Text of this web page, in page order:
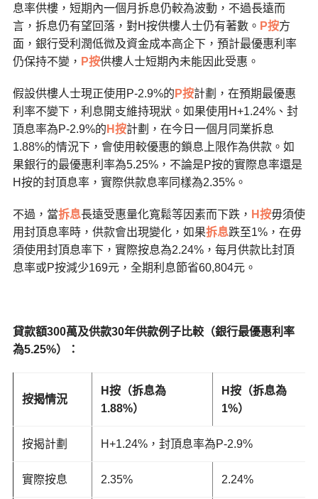
息率供樓，短期內一個月拆息仍較為波動，不過長遠而
言，拆息仍有望回落，對H按供樓人士仍有著數。 P按方
面，銀行受利潤低微及資金成本高企下，預計最優惠利率
仍保持不變， P按供樓人士短期內未能因此受惠。
假設供樓人士現正使用P-2.9%的 P按計劃，在預期最優惠
利率不變下，利息開支維持現狀。如果使用H+1.24%、封
頂息率為P-2.9%的 H按計劃，在今日一個月同業拆息
1.88%的情況下，會使用較優惠的鎖息上限作為供款。如
果銀行的最優惠利率為5.25%，不論是P按的實際息率還是
H按的封頂息率，實際供款息率同樣為2.35%。
不過，當拆息長遠受惠量化寬鬆等因素而下跌， H按毋須使
用封頂息率時，供款會出現變化，如果拆息跌至1%，在毋
須使用封頂息率下，實際按息為2.24%，每月供款比封頂
息率或P按減少169元，全期利息節省60,804元。
貸款額300萬及供款30年供款例子比較（銀行最優惠利率
為5.25%）：
按揭情況
H按（拆息為
1.88%）
H按（拆息為
1%）
按揭計劃 H+1.24%，封頂息率為P-2.9%
實際按息 2.35% 2.24%